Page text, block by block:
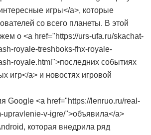
игры</a>, которые
со всего планеты. В этой
о <a href="https://urs-ufa.ru/skachat-
royale-treshboks-fhx-royale-
royale.html">последних событиях
игр</a> и новостях игровой
Google <a href="https://lenruo.ru/real-
upravlenie-v-igre/">объявила</a>
которая внедрила ряд